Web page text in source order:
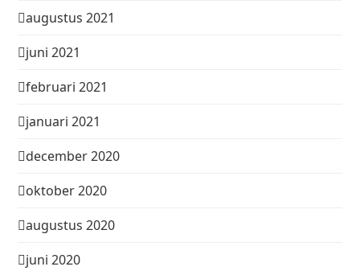
augustus 2021
juni 2021
februari 2021
januari 2021
december 2020
oktober 2020
augustus 2020
juni 2020